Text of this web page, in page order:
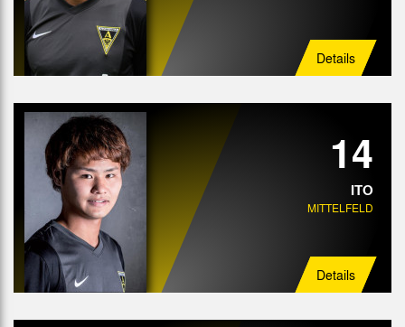
Details
14
ITO
MITTELFELD
Details